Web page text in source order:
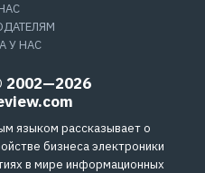
У НАС
2002—2026
языком рассказывает о
бизнеса электроники
в мире информационных